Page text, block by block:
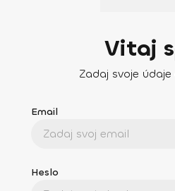
Vitaj
Zadaj svoje
Email
Heslo